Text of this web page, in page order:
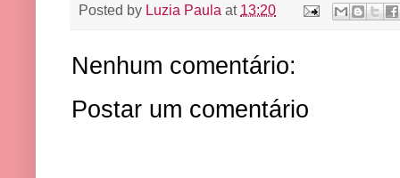
Posted by Luzia Paula at 13:20
Nenhum comentário:
Postar um comentário